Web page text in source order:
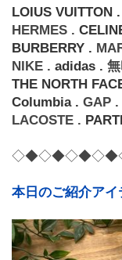
LOIUS VUITTON .
HERMES .
BURBERRY .
NIKE . adidas .
THE NORTH
Columbia . GAP .
LACOSTE .
本日のご紹介アイ